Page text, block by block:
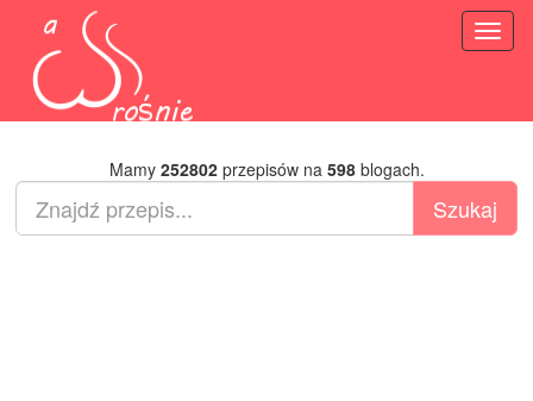
Mamy 252802przepisów na 598blogach.